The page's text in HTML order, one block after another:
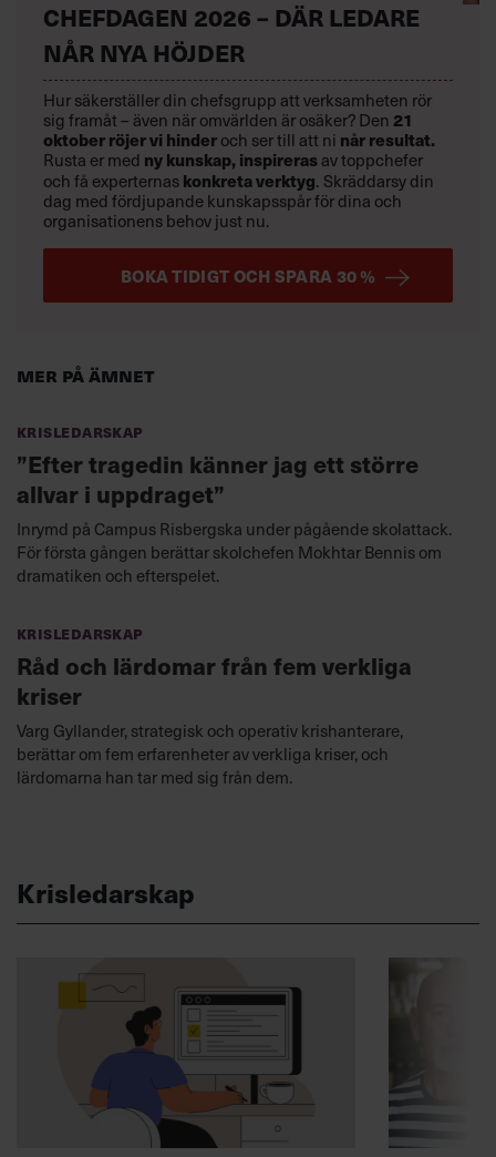
Mer på ämnet
Krisledarskap
”Efter tragedin känner jag ett större
allvar i uppdraget”
Inrymd på Campus Risbergska under pågående skolattack.
För första gången berättar skolchefen Mokhtar Bennis om
dramatiken och efterspelet.
Krisledarskap
Råd och lärdomar från fem verkliga
kriser
Varg Gyllander, strategisk och operativ krishanterare,
berättar om fem erfarenheter av verkliga kriser, och
lärdomarna han tar med sig från dem.
CHEFDAGEN 2026 – DÄR LEDARE
NÅR NYA HÖJDER
Hur säkerställer din chefsgrupp att verksamheten rör
sig framåt – även när omvärlden är osäker? Den 21
oktoberröjer vi hinderoch ser till att ni når resultat.
Rusta er med ny kunskap, inspirerasav toppchefer
och få experternaskonkreta verktyg. Skräddarsy din
dag med fördjupande kunskapsspår för dina och
organisationens behov just nu.
BOKA TIDIGT OCH SPARA 30 %
Krisledarskap